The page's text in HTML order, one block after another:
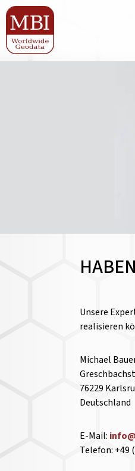
Unsere
realisieren
Michael
76229
Deutschland
E-Mail:
Telefon: +49